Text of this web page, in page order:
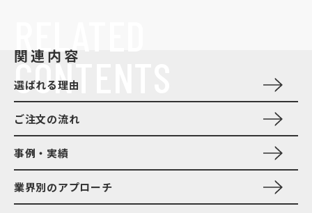
CONTENTS
関連内容
選ばれる理由
ご注文の流れ
事例・実績
業界別のアプローチ